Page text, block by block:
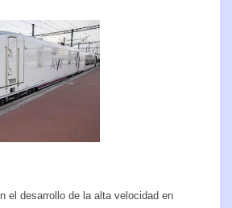
el desarrollo de la alta velocidad en